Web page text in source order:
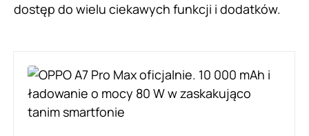
dostęp do wielu ciekawych funkcji i dodatków.